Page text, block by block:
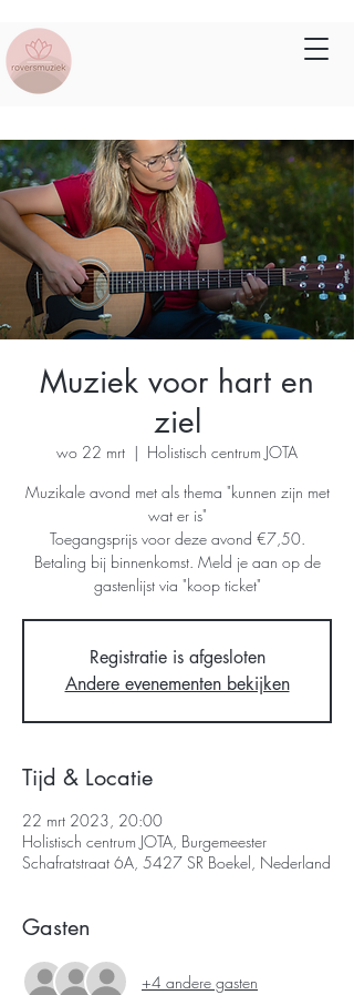
Muziek voor hart en
ziel
wo 22 mrt
  |
Holistisch centrum JOTA
Muzikale avond met als thema "kunnen zijn met
wat er is"
Toegangsprijs voor deze avond €7,50.
Betaling bij binnenkomst. Meld je aan op de
Registratie is afgesloten
Andere evenementen bekijken
Tijd & Locatie
22 mrt 2023, 20:00
Holistisch centrum JOTA, Burgemeester
Schafratstraat 6A, 5427 SR Boekel, Nederland
Gasten
+4 andere gasten